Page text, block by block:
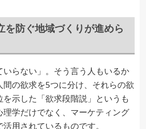
を防ぐ地域づくりが進めら
いらない」。そう言う人もいるか
間の欲求を5つに分け、それらの欲
示した「欲求段階説」というも
理学だけでなく、マーケティング
用されているものです。